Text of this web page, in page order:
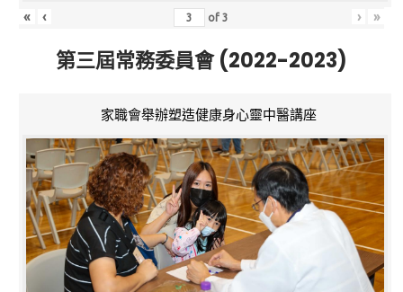
« ‹ of3 › »
第三屆常務委員會 (2022-2023)
家職會舉辦塑造健康身心靈中醫講座